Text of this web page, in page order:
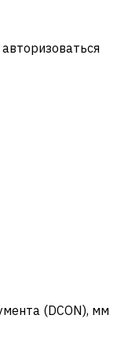
(DCON), мм